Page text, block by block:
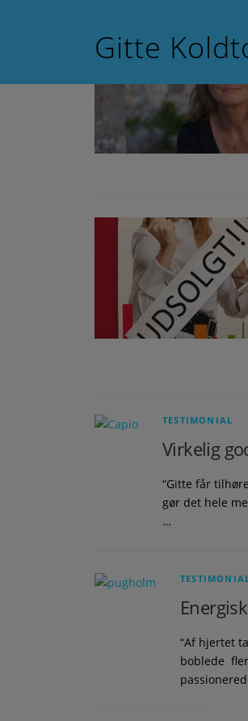
Gitte
TESTIMONIAL
Virkelig
“Gitte får
gør det hele
…
“Af hjertet
boblede